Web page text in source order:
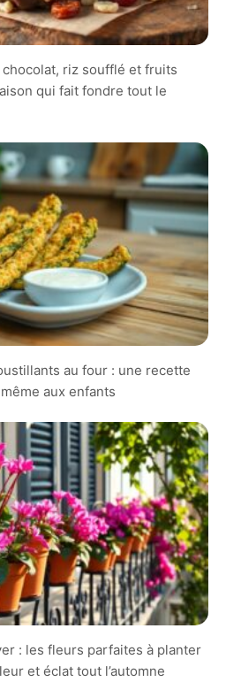
riz soufflé et fruits
qui fait fondre tout le
au four : une recette
aux enfants
: les fleurs parfaites à planter
et éclat tout l’automne